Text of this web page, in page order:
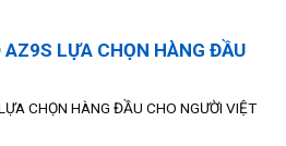
AZ9S LỰA CHỌN HÀNG ĐẦU
CHỌN HÀNG ĐẦU CHO NGƯỜI VIỆT